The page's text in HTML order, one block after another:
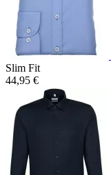
Slim Fit
44,95 €